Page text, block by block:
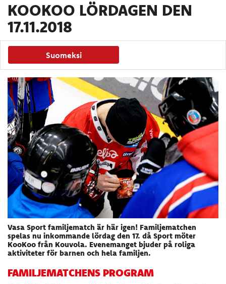
KOOKOO LÖRDAGEN DEN
17.11.2018
Suomeksi
Vasa Sport familjematch är här igen! Familjematchen
spelas nu inkommande lördag den 17. då Sport möter
KooKoo från Kouvola. Evenemanget bjuder på roliga
aktiviteter för barnen och hela familjen.
FAMILJEMATCHENS PROGRAM